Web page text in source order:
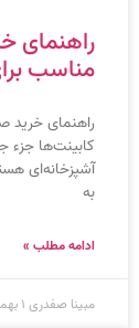
راهنمای
مناسب
راهنمای خرید
کابینت‌ها جزء
آشپزخانه‌ای
به
ادامه مطلب »
مبینا صفدری ۱ بهمن ۱۴۰۱